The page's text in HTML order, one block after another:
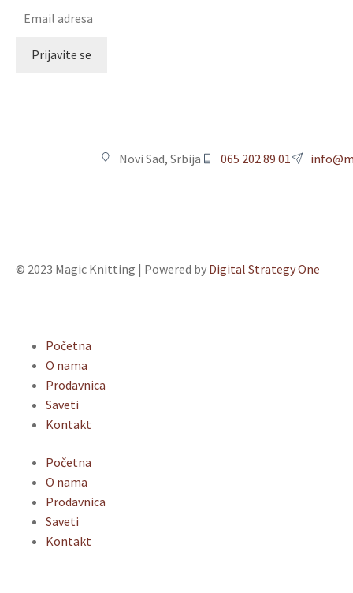
Novi Sad, Srbija 065 202 89 01
© 2023 Magic Knitting | Powered by Digital Strategy One
Početna
O nama
Prodavnica
Saveti
Kontakt
Početna
O nama
Prodavnica
Saveti
Kontakt